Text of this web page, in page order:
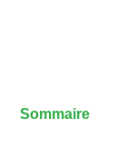
Sommaire